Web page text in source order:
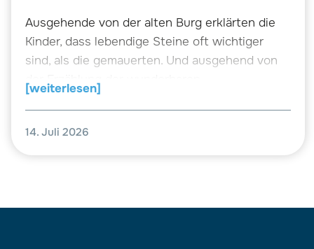
Ausgehende von der alten Burg erklärten die
Kinder, dass lebendige Steine oft wichtiger
sind, als die gemauerten. Und ausgehend von
der Erzählung der wunderbaren
Brotvermehrung, bei der ein Junge zwei Fische
genug war, um eine große Menge satt zu
machen, teilten auch die
jeder mehr als satt wurde.
[weiterlesen]
14. Juli 2026